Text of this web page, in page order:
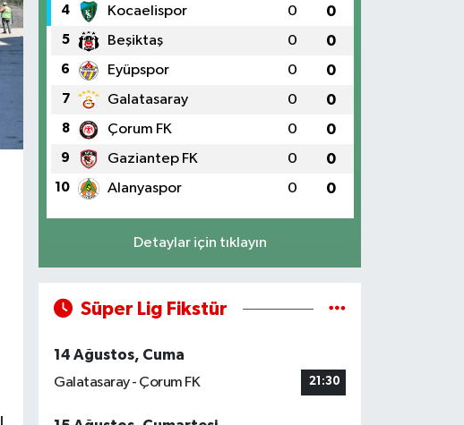
4 Kocaelispor 0 0
5 Beşiktaş 0 0
6 Eyüpspor 0 0
7 Galatasaray 0 0
8 Çorum FK 0 0
9 Gaziantep FK 0 0
10 Alanyaspor 0 0
Detaylar için tıklayın
Süper Lig Fikstür
14 Ağustos, Cuma
Galatasaray - Çorum FK
21:30